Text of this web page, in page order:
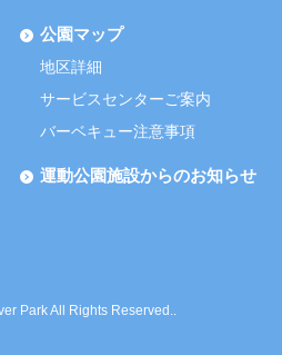
公園マップ
地区詳細
サービスセンターご案内
バーベキュー注意事項
運動公園施設からのお知らせ
Park All Rights Reserved..